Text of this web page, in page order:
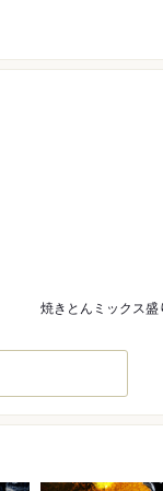
焼きとんミックス盛